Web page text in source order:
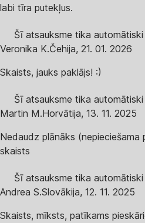
labi tīra putekļus.
Šī atsauksme tika
Veronika K.Čehija, 21. 01. 2026
Skaists, jauks paklājs! :)
Šī atsauksme tika
Martin M.Horvātija, 13. 11. 2025
Nedaudz plānāks
skaists
Šī atsauksme tika
Andrea S.Slovākija, 12. 11. 2025
Skaists, mīksts, patīkams